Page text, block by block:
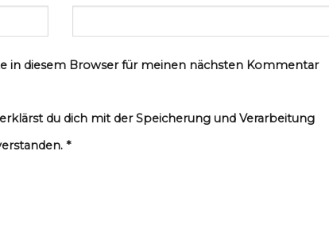
in diesem Browser für meinen nächsten Kommentar
du dich mit der Speicherung und Verarbeitung
*